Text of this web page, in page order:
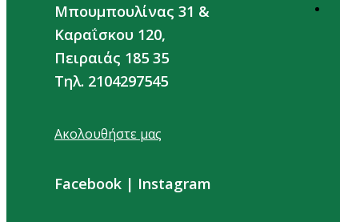
Μπουμπουλίνας 31 &
Καραΐσκου 120,
Πειραιάς 185 35
Τηλ. 2104297545
Ακολουθήστε μας
Facebook | Instagram